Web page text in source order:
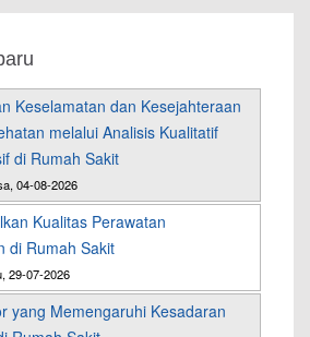
Keselamatan dan Kesejahteraan
melalui Analisis Kualitatif
di Rumah Sakit
04-08-2026
Kualitas Perawatan
di Rumah Sakit
29-07-2026
yang Memengaruhi Kesadaran